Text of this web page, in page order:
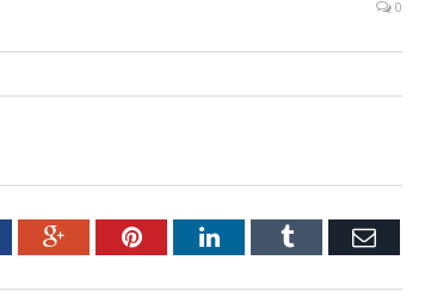
0
Google+PinterestLinkedInTumblr Email